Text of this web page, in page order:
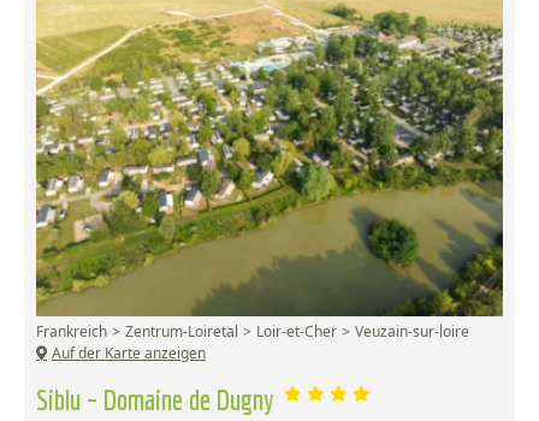
Siblu – Domaine de Dugny
Frankreich Zentrum-Loiretal Loir-et-Cher
Veuzain-sur-loire
Auf der Karte anzeigen